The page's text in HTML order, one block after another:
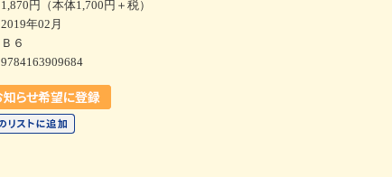
1,870円（本体1,700円＋税）
2019年02月
Ｂ６
9784163909684